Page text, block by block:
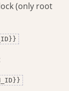
(only root